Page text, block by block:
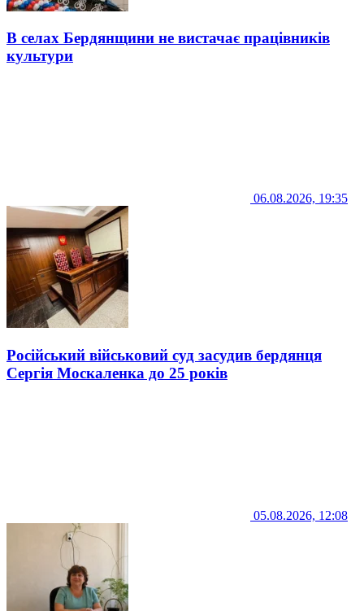
В селах Бердянщини не вистачає працівників
культури
06.08.2026, 19:35
Російський військовий суд засудив бердянця
Сергія Москаленка до 25 років
05.08.2026, 12:08